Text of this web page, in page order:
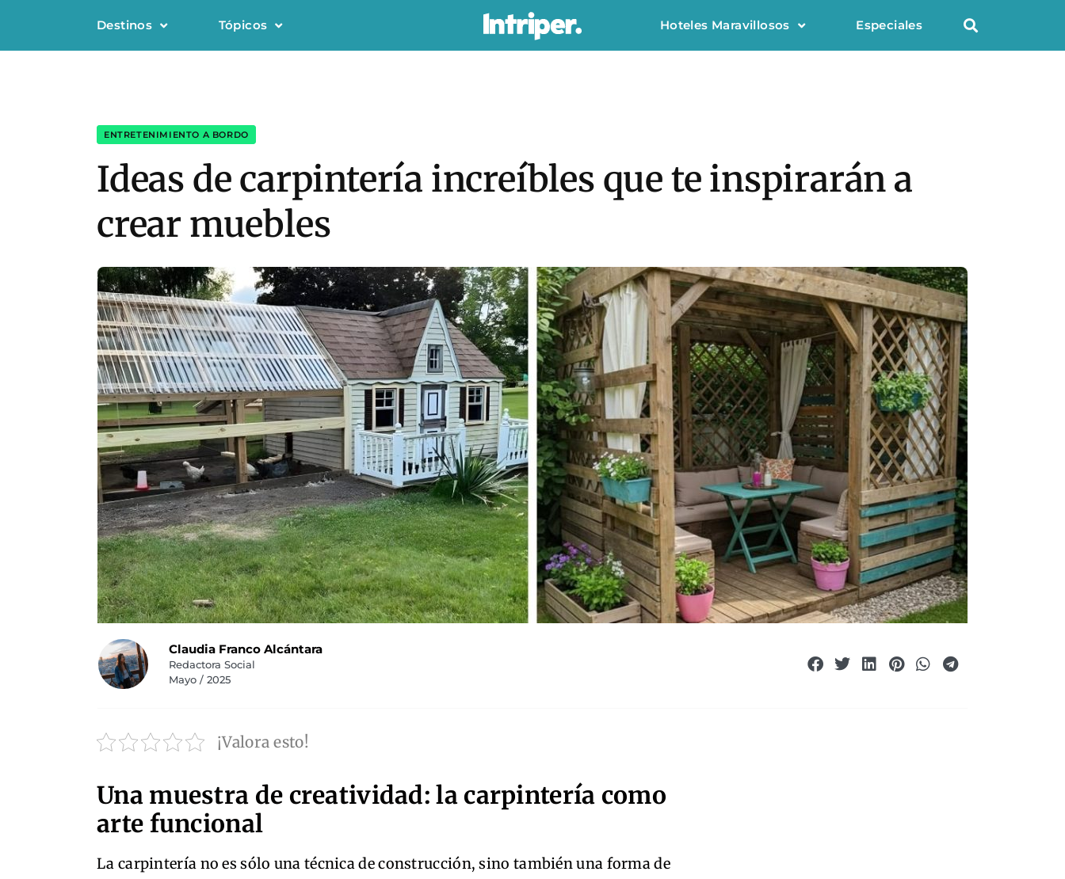
Destinos Tópicos Hoteles Maravillosos Especiales
ENTRETENIMIENTO A BORDO
Ideas de carpintería increíbles que te inspirarán a
crear muebles
Claudia Franco Alcántara
Redactora Social
Mayo / 2025
¡Valora esto!
Una muestra de creatividad: la carpintería como
arte funcional
La carpintería no es sólo una técnica de construcción, sino también una forma de